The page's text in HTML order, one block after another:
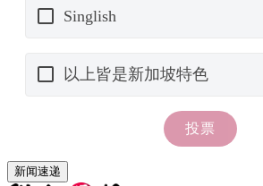
新闻速递